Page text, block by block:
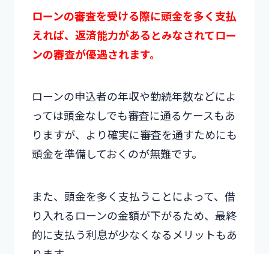
ローンの審査を受ける際に頭金を多く支払
えれば、返済能力があるとみなされてロー
ンの審査が優遇されます。
ローンの申込者の年収や勤続年数などによ
っては頭金なしでも審査に通るケースもあ
りますが、より確実に審査を通すためにも
頭金を準備しておくのが無難です。
また、頭金を多く支払うことによって、借
り入れるローンの金額が下がるため、最終
的に支払う利息が少なくなるメリットもあ